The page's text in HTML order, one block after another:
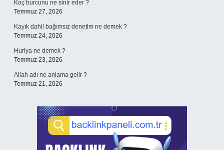
Koç burcunu ne sinir eder ?
Temmuz 27, 2026
Kayık dahil bağımsız denetim ne demek ?
Temmuz 24, 2026
Huriya ne demek ?
Temmuz 23, 2026
Allah adı ne anlama gelir ?
Temmuz 21, 2026